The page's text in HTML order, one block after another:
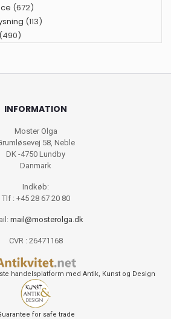
(672)
(113)
(490)
INFORMATION
Moster Olga
58, Neble
DK -4750 Lundby
Danmark
Indkøb:
Tlf : +45 28 67 20 80
mail@mosterolga.dk
CVR : 26471168
handelsplatform med Antik, Kunst og Design
for safe trade